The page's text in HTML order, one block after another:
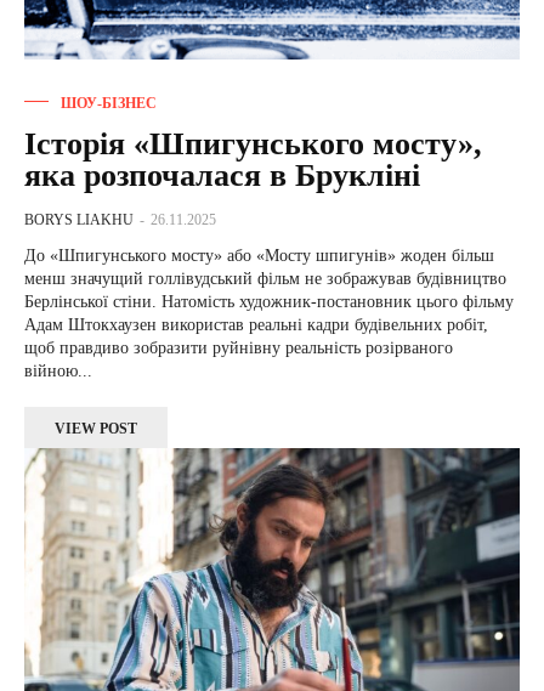
ШОУ-БІЗНЕС
Історія «Шпигунського мосту»,
яка розпочалася в Брукліні
BORYS LIAKHU - 26.11.2025
До «Шпигунського мосту» або «Мосту шпигунів» жоден більш
менш значущий голлівудський фільм не зображував будівництво
Берлінської стіни. Натомість художник-постановник цього фільму
Адам Штокхаузен використав реальні кадри будівельних робіт,
щоб правдиво зобразити руйнівну реальність розірваного
війною...
VIEW POST